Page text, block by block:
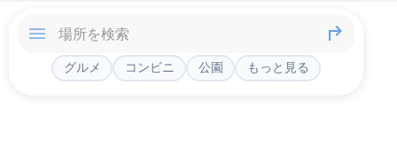
グルメ コンビニ 公園 もっと見る